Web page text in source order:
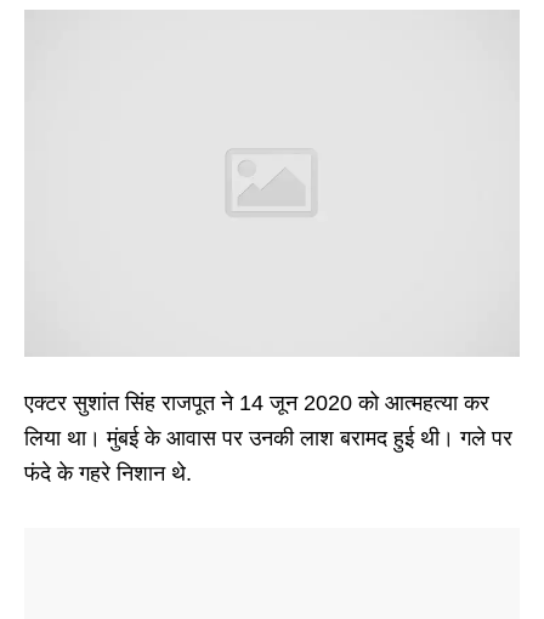
एक्टर सुशांत सिंह राजपूत ने 14 जून 2020 को आत्महत्या कर
लिया था। मुंबई के आवास पर उनकी लाश बरामद हुई थी। गले पर
फंदे के गहरे निशान थे.